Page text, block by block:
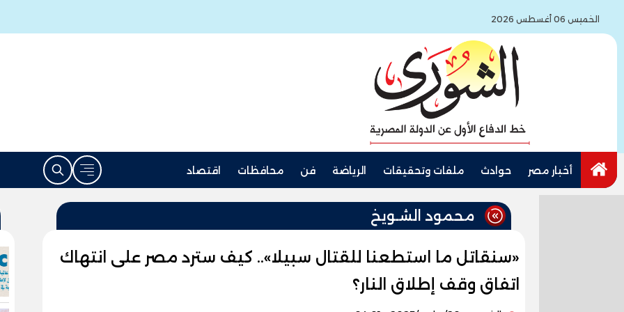
الخميس 06 أغسطس 2026
أخبار مصر حوادث ملفات وتحقيقات الرياضة فن محافظات اقتصاد
محمود الشـويخ
«سنقاتل ما استطعنا للقتال سبيلا».. كيف سترد مصر على انتهاك
اتفاق وقف إطلاق النار؟